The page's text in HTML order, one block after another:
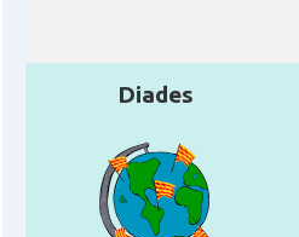
Diades